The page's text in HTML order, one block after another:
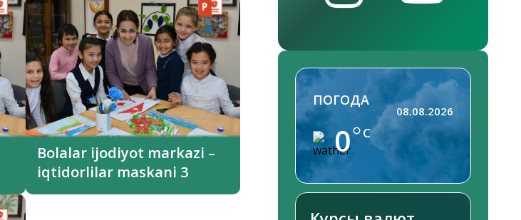
Bolalar ijodiyot markazi –
iqtidorlilar maskani 3
ПОГОДА
0 C
08.08.2026